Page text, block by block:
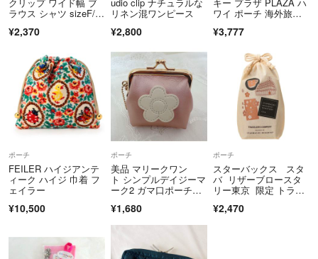
クリップ ワイド幅 ブ
ラウス シャツ sizeF/ベ
¥2,370
udio clip ナチュラルな
リネン混ワンピース
¥2,800
キー プラザ PLAZA ハ
ワイ ポーチ 海外旅
ロハ コラボ 限定 完
¥3,777
ポーチ
FEILER ハイジアンテ
ィーク ハイジ 巾着 フ
ェイラー
¥10,500
ポーチ
美品 マリークワン
ト シンプルデイジーマ
ーク2 ガマ口ポーチミ
¥1,680
ポーチ
スターバックス スタ
バ リザーブロースタ
リー東京 限定 トラベ
着 コットンバッグ M
¥2,470